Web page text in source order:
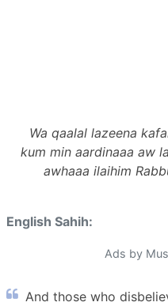
Wa qaalal lazeena
kum min aardinaaa aw
awhaaa ilaihim
English Sahih:
Ads by
And those who